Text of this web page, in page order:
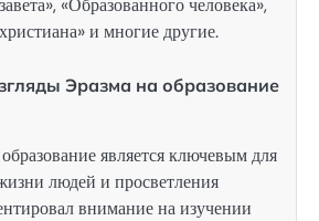
и многие другие.
Эразма на образование
является ключевым для
людей и просветления
внимание на изучении